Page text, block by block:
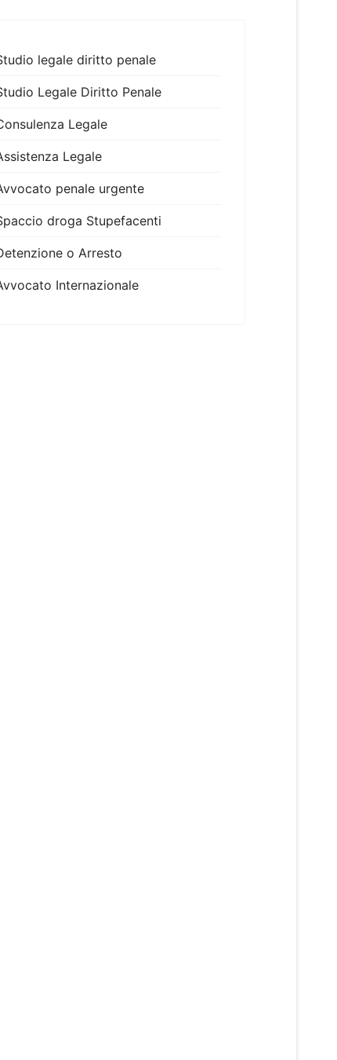
legale diritto penale
Legale Diritto Penale
Legale
Legale
penale urgente
droga Stupefacenti
o Arresto
Internazionale